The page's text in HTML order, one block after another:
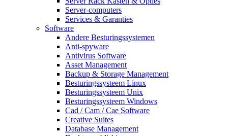
Server-computers
Services & Garanties
Software
Andere Besturingssystemen
Anti-spyware
Antivirus Software
Asset Management
Backup & Storage Management
Besturingssysteem Linux
Besturingssysteem Unix
Besturingssysteem Windows
Cad / Cam / Cae Software
Creative Suites
Database Management